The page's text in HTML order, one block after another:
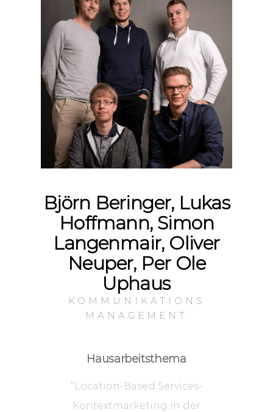
Björn Beringer, Lukas
Hoffmann, Simon
Langenmair, Oliver
Neuper, Per Ole
Uphaus
KOMMUNIKATIONS
MANAGEMENT
Hausarbeitsthema
“Location-Based Services-
Kontextmarketing in der